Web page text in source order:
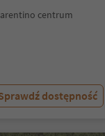
centrum
dostępność